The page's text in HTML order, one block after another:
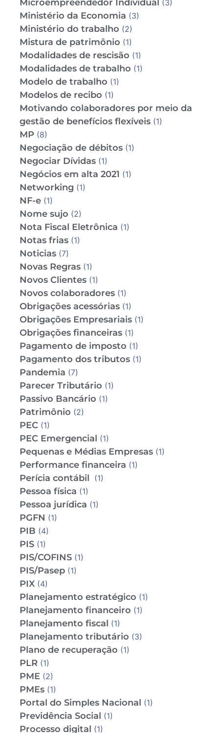
Microempreendedor Individual (3)
Ministério da Economia (3)
Ministério do trabalho (2)
Mistura de patrimônio (1)
Modalidades de rescisão (1)
Modalidades de trabalho (1)
Modelo de trabalho (1)
Modelos de recibo (1)
Motivando colaboradores por meio da
gestão de benefícios flexíveis (1)
MP (8)
Negociação de débitos (1)
Negociar Dívidas (1)
Negócios em alta 2021 (1)
Networking (1)
NF-e (1)
Nome sujo (2)
Nota Fiscal Eletrônica (1)
Notas frias (1)
Noticias (7)
Novas Regras (1)
Novos Clientes (1)
Novos colaboradores (1)
Obrigações acessórias (1)
Obrigações Empresariais (1)
Obrigações financeiras (1)
Pagamento de imposto (1)
Pagamento dos tributos (1)
Pandemia (7)
Parecer Tributário (1)
Passivo Bancário (1)
Patrimônio (2)
PEC (1)
PEC Emergencial (1)
Pequenas e Médias Empresas (1)
Performance financeira (1)
Perícia contábil (1)
Pessoa física (1)
Pessoa jurídica (1)
PGFN (1)
PIB (4)
PIS (1)
PIS/COFINS (1)
PIS/Pasep (1)
PIX (4)
Planejamento estratégico (1)
Planejamento financeiro (1)
Planejamento fiscal (1)
Planejamento tributário (3)
Plano de recuperação (1)
PLR (1)
PME (2)
PMEs (1)
Portal do Simples Nacional (1)
Previdência Social (1)
Processo digital (1)